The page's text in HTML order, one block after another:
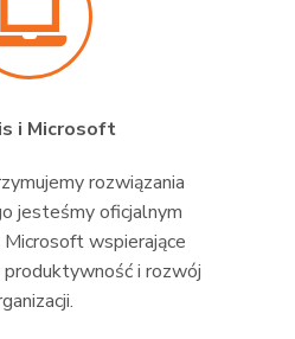
i Microsoft
rozwiązania
jesteśmy oficjalnym
wspierające
i rozwój